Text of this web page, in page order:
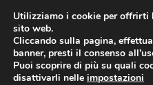
contenuto
Utilizziamo i cookie per offrirti
sito web.
Cliccando sulla pagina,
banner, presti il consenso
Puoi scoprire di più su quali
disattivarli nelle impostazioni